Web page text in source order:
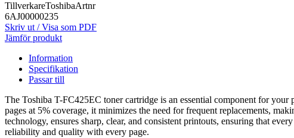
TillverkareToshibaArtnr
6AJ00000235
Skriv ut / Visa som PDF
Jämför produkt
Information
Specifikation
Passar till
The Toshiba T-FC425EC toner cartridge is an essential component for
pages at 5% coverage, it minimizes the need for frequent replacements,
technology, ensures sharp, clear, and consistent printouts, ensuring that
reliability and quality with every page.